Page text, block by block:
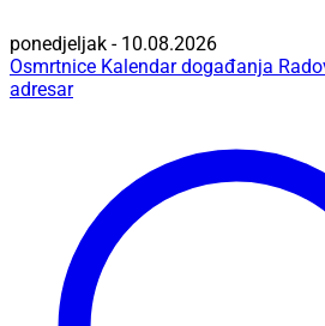
ponedjeljak - 10.08.2026
Osmrtnice Kalendar događanja
adresar